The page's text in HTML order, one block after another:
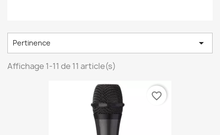
Pertinence 
Affichage 1-11 de 11 article(s)
favorite_border